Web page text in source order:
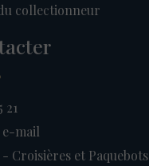
collectionneur
21
mail
- Croisières et Paquebots